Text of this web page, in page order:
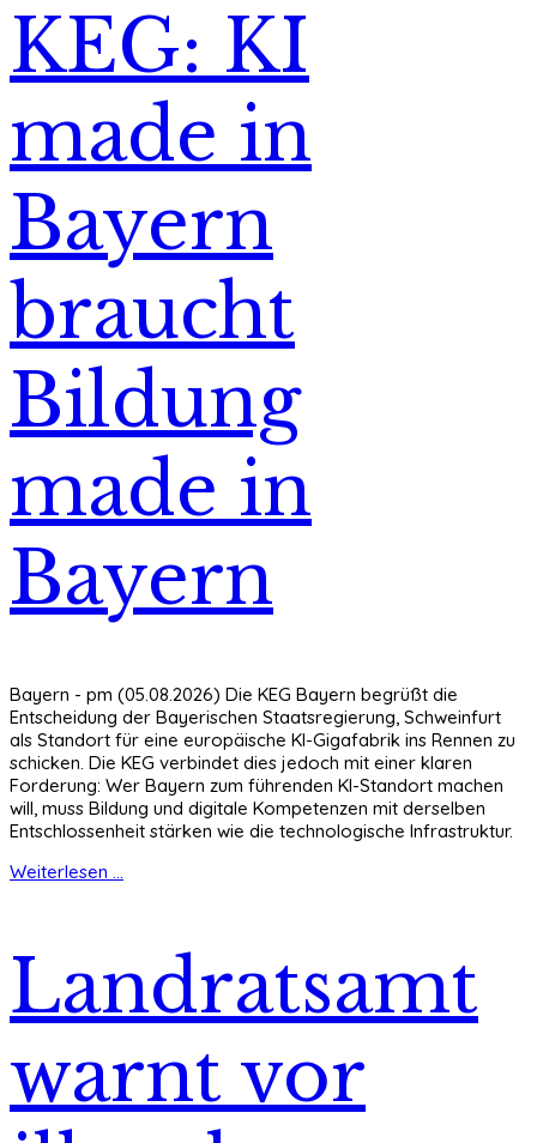
KEG: KI
made in
Bayern
braucht
Bildung
made in
Bayern
Bayern - pm (05.08.2026) Die KEG Bayern begrüßt die
Entscheidung der Bayerischen Staatsregierung, Schweinfurt
als Standort für eine europäische KI-Gigafabrik ins Rennen zu
schicken. Die KEG verbindet dies jedoch mit einer klaren
Forderung: Wer Bayern zum führenden KI-Standort machen
will, muss Bildung und digitale Kompetenzen mit derselben
Entschlossenheit stärken wie die technologische Infrastruktur.
Weiterlesen ...
Landratsamt
warnt vor